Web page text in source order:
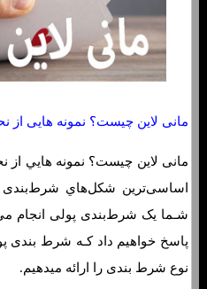
مانی لاین چیست؟ نمونه هایی
مانی لاین چیست؟ نمونه هایي
اساسی‌ترین شکل‌هاي‌
شـما یک شرط‌بندی پولی انجام
پاسخ خواهیم داد کـه شرط بندی
نوع شرط بندی را ارائه میدهیم.